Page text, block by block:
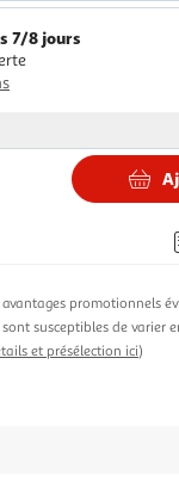
7/8 jours
promotionnels
susceptibles de varier
et présélection ici)